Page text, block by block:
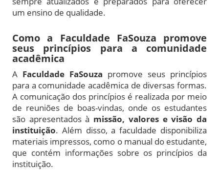
um ensino de qualidade.
Como a Faculdade FaSouza promove
seus princípios para a comunidade
acadêmica
A Faculdade FaSouza promove seus princípios
para a comunidade acadêmica de diversas formas.
A comunicação dos princípios é realizada por meio
de reuniões de boas-vindas, onde os estudantes
são apresentados à missão, valores e visão da
instituição. Além disso, a faculdade disponibiliza
materiais impressos, como o manual do estudante,
que contém informações sobre os princípios da
instituição.